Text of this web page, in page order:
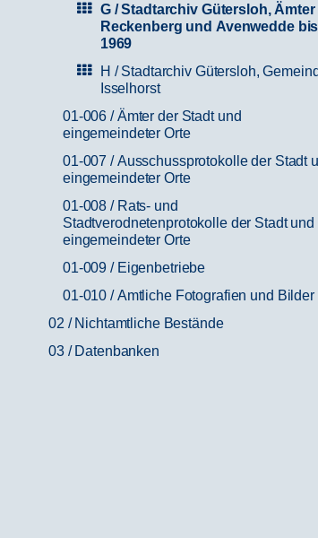
G / Stadtarchiv Gütersloh, Ämter
Reckenberg und Avenwedde bis
1969
H / Stadtarchiv Gütersloh,
Isselhorst
01-006 / Ämter der Stadt und
eingemeindeter Orte
01-007 / Ausschussprotokolle der Stadt
eingemeindeter Orte
01-008 / Rats- und
Stadtverodnetenprotokolle der Stadt und
eingemeindeter Orte
01-009 / Eigenbetriebe
01-010 / Amtliche Fotografien und Bilder
02 / Nichtamtliche Bestände
03 / Datenbanken